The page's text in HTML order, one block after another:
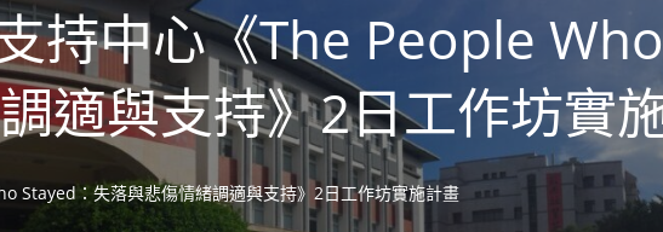
持中心《The People Who
適與支持》2日工作坊實
Stayed：失落與悲傷情緒調適與支持》2日工作坊實施計畫